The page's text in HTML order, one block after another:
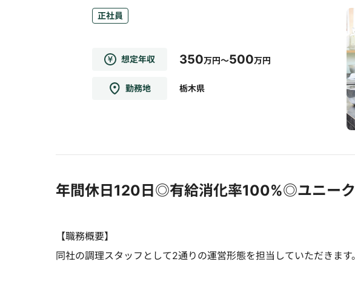
正社員
想定年収 350万円～500万円
勤務地 栃木県
年間休日120日◎有給消化率100%◎ユニー
【職務概要】
同社の調理スタッフとして2通りの運営形態を担当していただきます。